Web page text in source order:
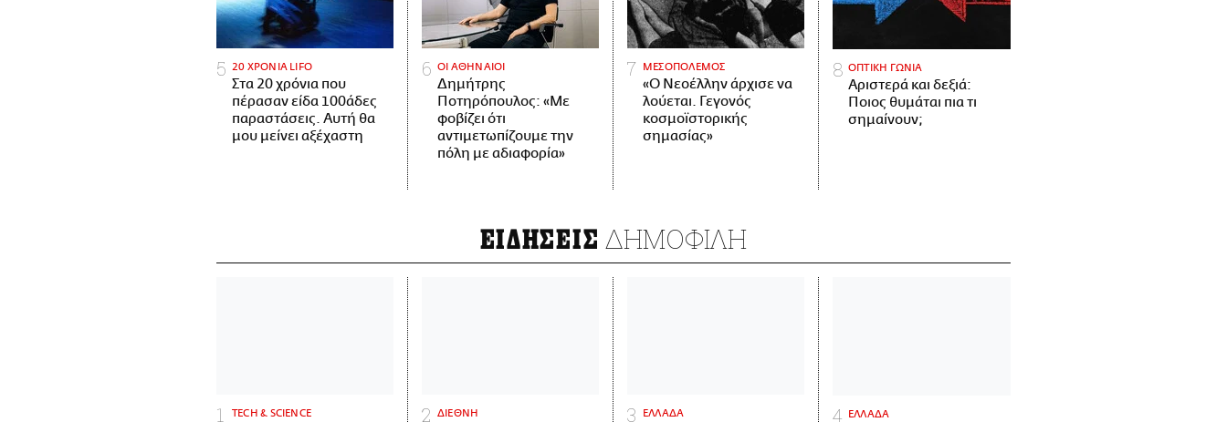
20 ΧΡΟΝΙΑ LIFO
Στα 20 χρόνια που
πέρασαν είδα 100άδες
παραστάσεις. Αυτή θα
μου μείνει αξέχαστη
ΟΙ ΑΘΗΝΑΙΟΙ
Δημήτρης
Ποτηρόπουλος: «Με
φοβίζει ότι
αντιμετωπίζουμε την
πόλη με αδιαφορία»
ΜΕΣΟΠΟΛΕΜΟΣ
«Ο Νεοέλλην άρχισε να
λούεται. Γεγονός
κοσμοϊστορικής
σημασίας»
ΟΠΤΙΚΗ ΓΩΝΙΑ
Αριστερά και δεξιά:
Ποιος θυμάται πια τι
σημαίνουν;
ΕΙΔΗΣΕΙΣ ΔΗΜΟΦΙΛΗ
ΤECH & SCIENCE ΔΙΕΘΝΗ ΕΛΛΑΔΑ ΕΛΛΑΔΑ